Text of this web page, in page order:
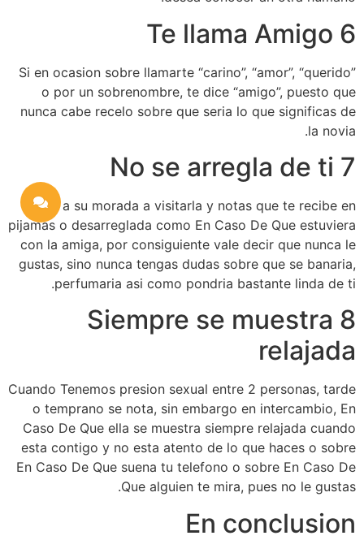
6 Te llama Amigo
Si en ocasion sobre llamarte “carino”, “amor”, “querido”
o por un sobrenombre, te dice “amigo”, puesto que
nunca cabe recelo sobre que seri­a lo que significas de
la novia.
7 No se arregla de ti
Si vas a su morada a visitarla y notas que te recibe en
pijamas o desarreglada como En Caso De Que estuviera
con la amiga, por consiguiente vale decir que nunca le
gustas, sino nunca tengas dudas sobre que se banaria,
perfumaria asi­ como pondria bastante linda de ti.
8 Siempre se muestra
relajada
Cuando Tenemos presion sexual entre 2 personas, tarde
o temprano se nota, sin embargo en intercambio, En
Caso De Que ella se muestra siempre relajada cuando
esta contigo y no esta atento de lo que haces o sobre
En Caso De Que suena tu telefono o sobre En Caso De
Que alguien te mira, pues no le gustas.
En conclusion